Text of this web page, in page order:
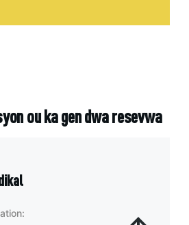
ou ka gen dwa resevwa